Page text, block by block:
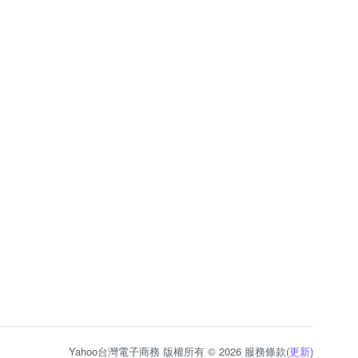
Yahoo台灣電子商務 版權所有 © 2026 服務條款(更新)